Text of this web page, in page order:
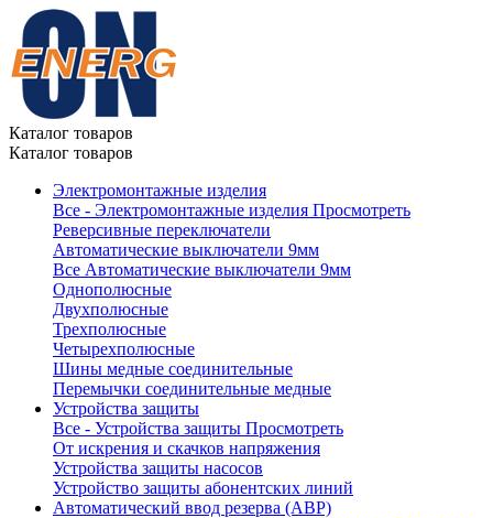
Каталог товаров
Каталог товаров
Электромонтажные изделия
Все - Электромонтажные изделия Просмотреть
Реверсивные переключатели
Автоматические выключатели 9мм
Все Автоматические выключатели 9мм
Однополюсные
Двухполюсные
Трехполюсные
Четырехполюсные
Шины медные соединительные
Перемычки соединительные медные
Устройства защиты
Все - Устройства защиты Просмотреть
От искрения и скачков напряжения
Устройства защиты насосов
Устройство защиты абонентских линий
Автоматический ввод резерва (АВР)